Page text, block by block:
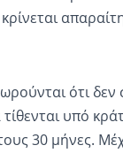
ότι δεν
υπό
30 μήνες.